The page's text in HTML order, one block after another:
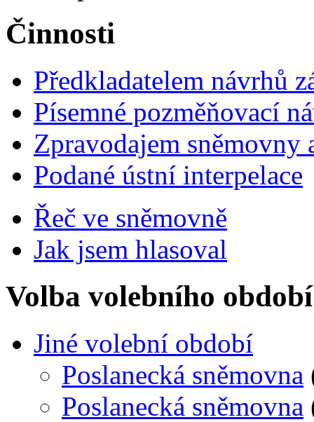
Činnosti
Předkladatelem návrhů
Písemné pozměňovací
Zpravodajem
Podané ústní interpelace
Řeč ve sněmovně
Jak jsem hlasoval
Volba volebního období
Jiné volební období
Poslanecká sněmovna
Poslanecká sněmovna